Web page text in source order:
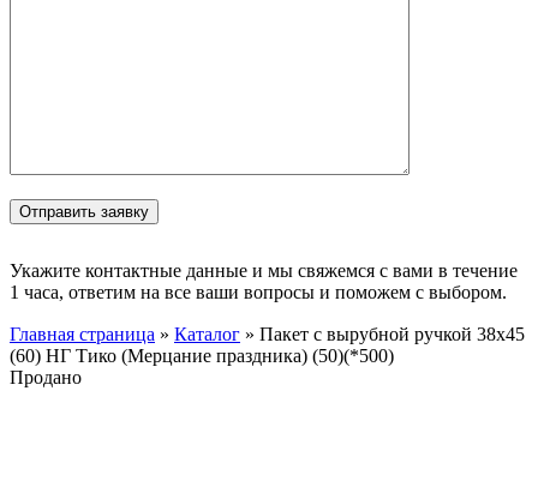
Укажите контактные данные и мы свяжемся с вами в течение
1 часа, ответим на все ваши вопросы и поможем с выбором.
Главная страница » Каталог » Пакет с вырубной ручкой 38х45
(60) НГ Тико (Мерцание праздника) (50)(*500)
Продано